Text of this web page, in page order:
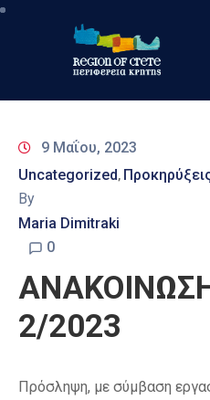
Περιφέρεια
&
Δράσεις
Ψηφιακές
Επικοινωνία
9 Μαΐου, 2023
Uncategorized‚
By
Maria Dimitraki
0
2/2023
Πρόσληψη, με σύμβαση